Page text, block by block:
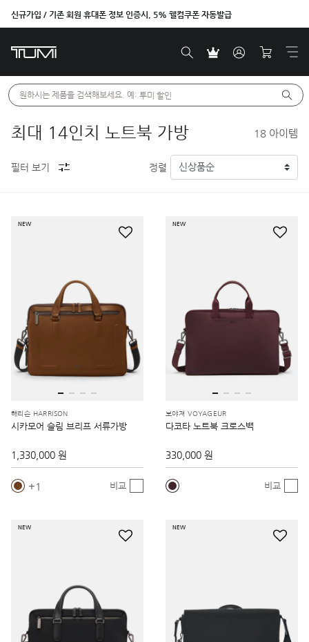
신규가입 / 기존 회원 휴대폰 정보 인증시, 5% 웰컴쿠폰 자동발급
원하시는 제품을 검색해보세요. 예: 투미 할인
최대 14인치 노트북 가방 18 아이템
필터 보기 정렬
NEW
해리슨 HARRISON
시카모어 슬림 브리프 서류가방
1,330,000 원
1 비교
NEW
보야져 VOYAGEUR
다코타 노트북 크로스백
330,000 원
비교
NEW NEW